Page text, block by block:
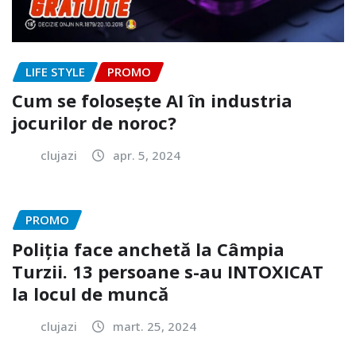
LIFE STYLE PROMO
Cum se folosește AI în industria
jocurilor de noroc?
clujazi apr. 5, 2024
PROMO
Poliția face anchetă la Câmpia
Turzii. 13 persoane s-au INTOXICAT
la locul de muncă
clujazi mart. 25, 2024